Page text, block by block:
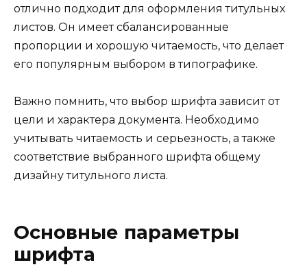
отлично подходит для оформления титульных
листов. Он имеет сбалансированные
пропорции и хорошую читаемость, что делает
его популярным выбором в типографике.
Важно помнить, что выбор шрифта зависит от
цели и характера документа. Необходимо
учитывать читаемость и серьезность, а также
соответствие выбранного шрифта общему
дизайну титульного листа.
Основные параметры
шрифта